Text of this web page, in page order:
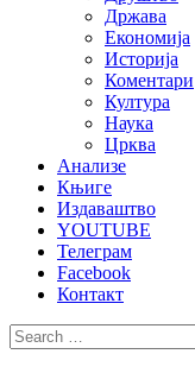
Држава
Економија
Историја
Коментари
Култура
Наука
Црква
Анализе
Књиге
Издаваштво
YOUTUBE
Телеграм
Facebook
Контакт
Search
for: